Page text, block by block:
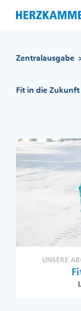
Zentralausgabe
Fit in die Zukunft
UNSERE